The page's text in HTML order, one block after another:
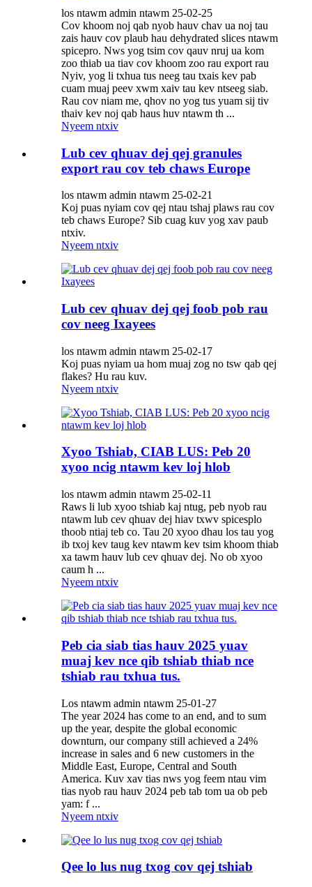
los ntawm admin ntawm 25-02-25
Cov khoom noj qab nyob hauv chav ua noj tau
zais hauv cov plaub hau dehydrated slices ntawm
spicepro. Nws yog tsim cov qauv nruj ua kom
zoo thiab ua tiav cov khoom zoo rau export rau
Nyiv, yog li txhua tus neeg tau txais kev pab
cuam muaj peev xwm xaiv tau kev ntseeg siab.
Rau cov niam me, qhov no yog tus yuam sij tiv
thaiv kev noj qab haus huv ntawm th ...
Nyeem ntxiv
Lub cev qhuav dej qej granules
export rau cov teb chaws Europe
los ntawm admin ntawm 25-02-21
Koj puas nyiam cov qej ntau tshaj plaws rau cov
teb chaws Europe? Sib cuag kuv yog xav paub
ntxiv.
Nyeem ntxiv
Lub cev qhuav dej qej foob pob rau
cov neeg Ixayees
los ntawm admin ntawm 25-02-17
Koj puas nyiam ua hom muaj zog no tsw qab qej
flakes? Hu rau kuv.
Nyeem ntxiv
Xyoo Tshiab, CIAB LUS: Peb 20
xyoo ncig ntawm kev loj hlob
los ntawm admin ntawm 25-02-11
Raws li lub xyoo tshiab kaj ntug, peb nyob rau
ntawm lub cev qhuav dej hiav txwv spicesplo
thoob ntiaj teb co. Tau 20 xyoo dhau los tau yog
ib txoj kev taug kev ntawm kev tsim khoom thiab
xa tawm hauv lub cev qhuav dej. No ob xyoo
caum h ...
Nyeem ntxiv
Peb cia siab tias hauv 2025 yuav
muaj kev nce qib tshiab thiab nce
tshiab rau txhua tus.
Los ntawm admin ntawm 25-01-27
The year 2024 has come to an end, and to sum
up the year, despite the global economic
downturn, our company still achieved a 24%
increase in sales and 6 new customers in the
Middle East, Europe, Central and South
America. Kuv xav tias nws yog feem ntau vim
tias nyob rau hauv 2024 peb tab tom ua ob peb
yam: f ...
Nyeem ntxiv
Qee lo lus nug txog cov qej tshiab